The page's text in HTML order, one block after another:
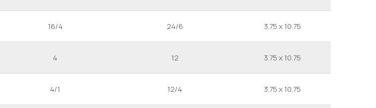
16/4 24/6 3.75 x 10.75
4 12 3.75 x 10.75
4/1 12/4 3.75 x 10.75